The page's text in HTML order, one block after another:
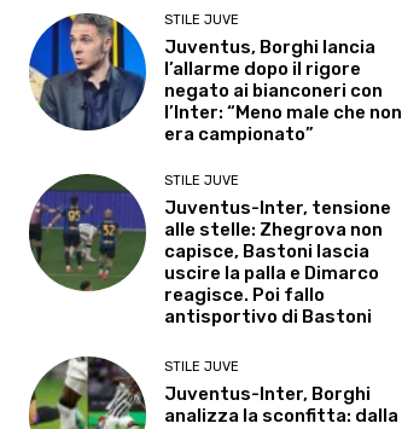
STILE JUVE
Juventus, Borghi lancia
l’allarme dopo il rigore
negato ai bianconeri con
l’Inter: “Meno male che non
era campionato”
STILE JUVE
Juventus-Inter, tensione
alle stelle: Zhegrova non
capisce, Bastoni lascia
uscire la palla e Dimarco
reagisce. Poi fallo
antisportivo di Bastoni
STILE JUVE
Juventus-Inter, Borghi
analizza la sconfitta: dalla